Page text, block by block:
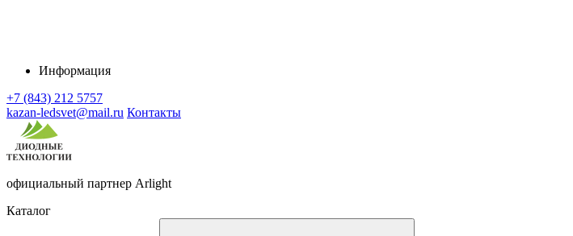
Информация
+7 (843) 212 5757
kazan-ledsvet@mail.ru Контакты
официальный партнер Arlight
Каталог